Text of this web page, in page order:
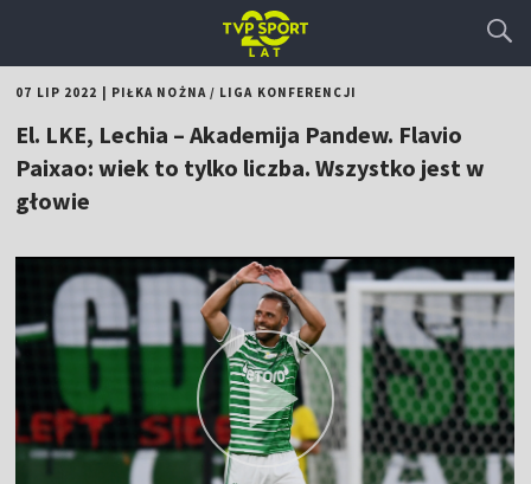
07 LIP 2022 PIŁKA NOŻNA/ LIGA KONFERENCJI
El. LKE, Lechia – Akademija Pandew. Flavio
Paixao: wiek to tylko liczba. Wszystko jest w
głowie